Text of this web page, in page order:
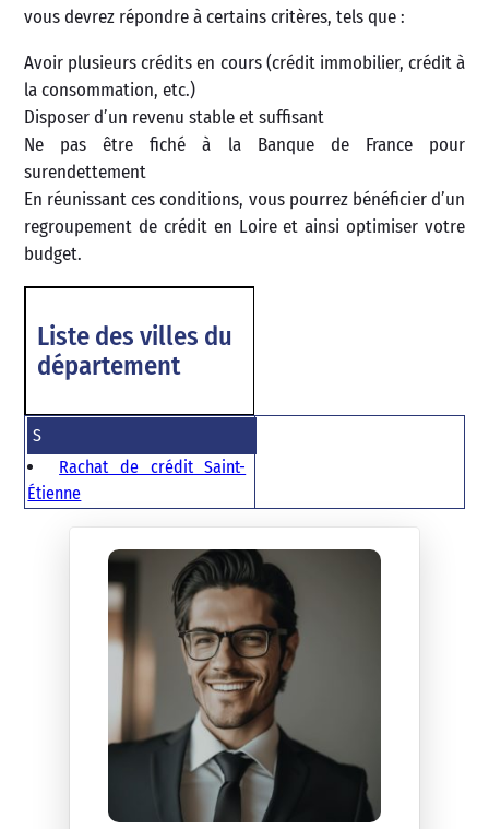
vous devrez répondre à certains critères, tels que :
Avoir plusieurs crédits en cours (crédit immobilier, crédit à
la consommation, etc.)
Disposer d’un revenu stable et suffisant
Ne pas être fiché à la Banque de France pour
surendettement
En réunissant ces conditions, vous pourrez bénéficier d’un
regroupement de crédit en Loire et ainsi optimiser votre
budget.
Liste des villes du
département
S
Rachat de crédit Saint-
Étienne